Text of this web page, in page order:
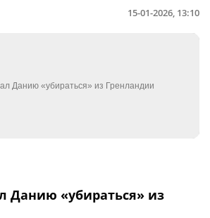
15-01-2026, 13:10
Данию «убираться» из